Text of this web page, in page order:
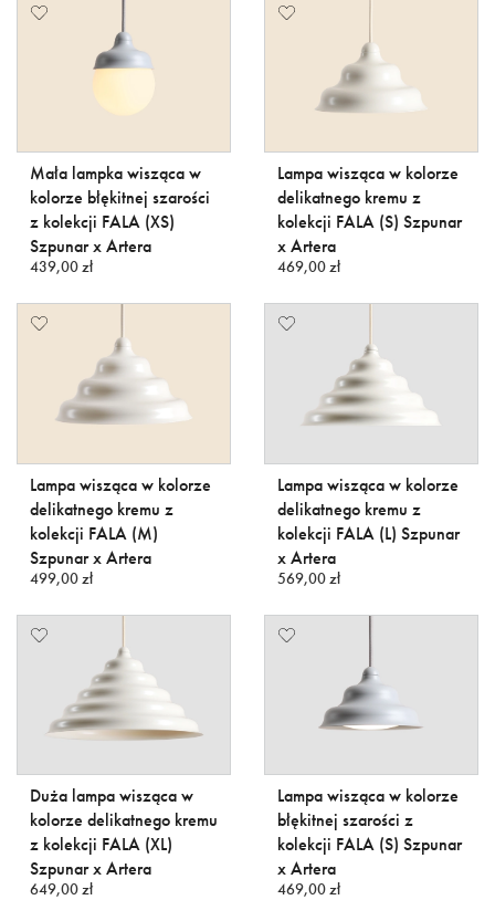
Mała lampka wisząca w
kolorze błękitnej szarości
z kolekcji FALA (XS)
Szpunar x Artera
439,00 zł
Lampa wisząca w kolorze
delikatnego kremu z
kolekcji FALA (S) Szpunar
x Artera
469,00 zł
Lampa wisząca w kolorze
delikatnego kremu z
kolekcji FALA (M)
Szpunar x Artera
499,00 zł
Lampa wisząca w kolorze
delikatnego kremu z
kolekcji FALA (L) Szpunar
x Artera
569,00 zł
Duża lampa wisząca w
kolorze delikatnego kremu
z kolekcji FALA (XL)
Szpunar x Artera
649,00 zł
Lampa wisząca w kolorze
błękitnej szarości z
kolekcji FALA (S) Szpunar
x Artera
469,00 zł